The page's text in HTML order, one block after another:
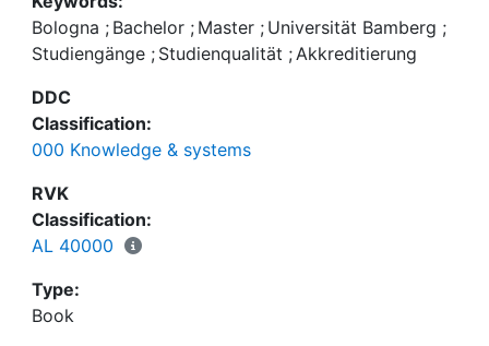
Bologna ; Bachelor ; Master ; Universität Bamberg ;
Studiengänge ; Studienqualität ; Akkreditierung
DDC
Classification:
000 Knowledge & systems
RVK
Classification:
AL 40000
Type:
Book